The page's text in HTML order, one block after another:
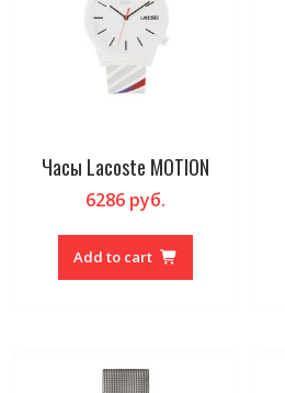
Часы Lacoste MOTION
6286 руб.
Add to cart